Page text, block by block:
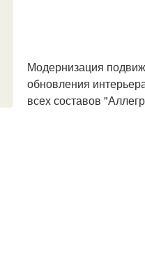
Модернизация
обновления
всех составов